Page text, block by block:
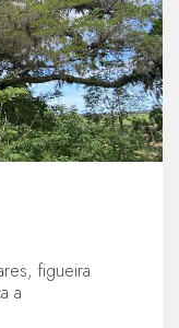
figueira
a